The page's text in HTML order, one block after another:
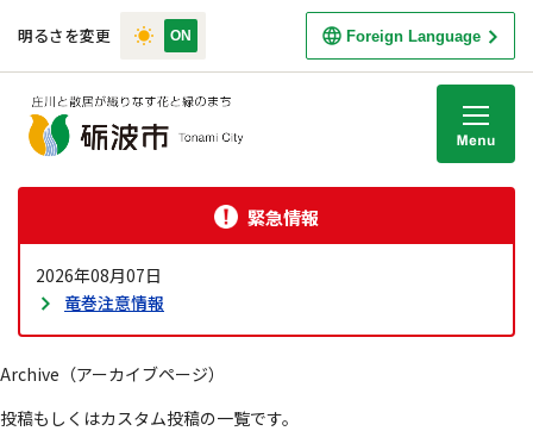
明るさを変更 Foreign Language
緊急情報
2026年08月07日
竜巻注意情報
Archive（アーカイブページ）
投稿もしくはカスタム投稿の一覧です。